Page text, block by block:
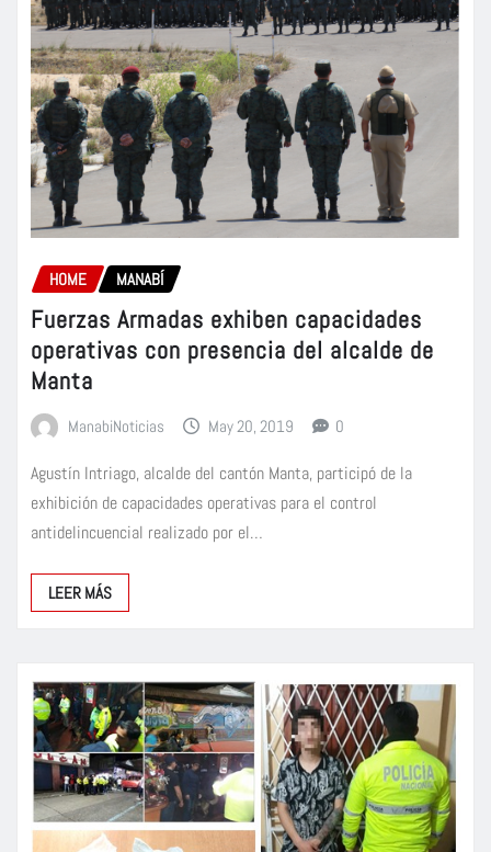
HOME MANABÍ
Fuerzas Armadas exhiben capacidades
operativas con presencia del alcalde de
Manta
ManabiNoticias May 20, 2019 0
Agustín Intriago, alcalde del cantón Manta, participó de la
exhibición de capacidades operativas para el control
antidelincuencial realizado por el…
LEER MÁS